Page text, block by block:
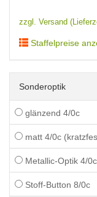
zzgl. Versand
Staffelpreise
Sonderoptik
glänzend 4/0c
matt 4/0c
Metallic-Optik 4/0c
Stoff-Button 8/0c